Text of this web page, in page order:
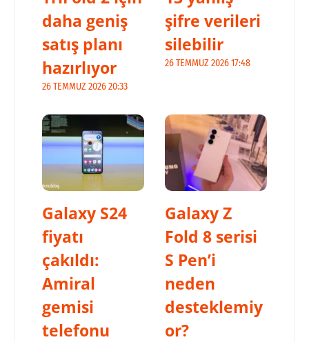
daha geniş
satış planı
hazırlıyor
26 TEMMUZ 2026 20:33
şifre verileri
silebilir
26 TEMMUZ 2026 17:48
Galaxy S24
fiyatı
çakıldı:
Amiral
gemisi
telefonu
Galaxy Z
Fold 8 serisi
S Pen’i
neden
desteklemiy
or?